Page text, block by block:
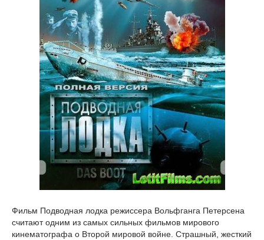
Фильм Подводная лодка режиссера Вольфганга Петерсена
считают одним из самых сильных фильмов мирового
кинематографа о Второй мировой войне. Страшный, жесткий